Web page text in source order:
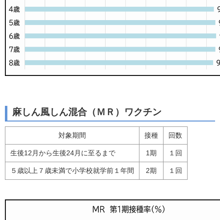
麻しん風しん混合（ＭＲ）ワクチン
対象期間 接種 回数
生後12月から生後24月に至るまで 1期 １回
５歳以上７歳未満で小学校就学前１年間 2期 １回